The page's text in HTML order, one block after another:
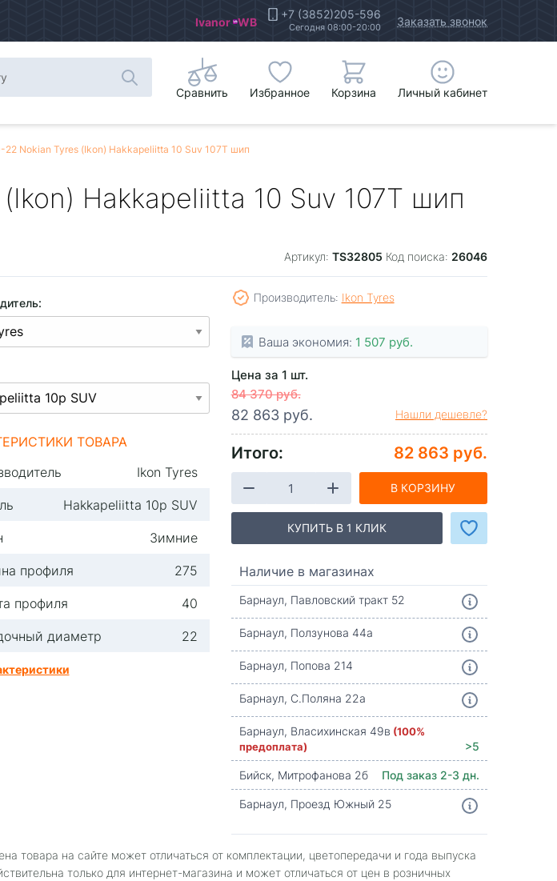
Ivanor WB +7 (3852)205-596
Сегодня 08:00-20:00 Заказать звонок
Сравнить Избранное Корзина Личный кабинет
Nokian Tyres (Ikon) Hakkapeliitta 10 Suv 107T шип
Hakkapeliitta 10 Suv 107T шип
Артикул: TS32805 Код поиска: 26046
ТОВАРА
Ikon Tyres
Hakkapeliitta 10p SUV
Зимние
профиля
275
профиля
40
диаметр
22
Производитель: Ikon Tyres
Ваша экономия: 1 507 руб.
Цена за 1 шт.
84 370 руб.
82 863 руб. Нашли дешевле?
Итого: 82 863 руб.
В КОРЗИНУ
КУПИТЬ В 1 КЛИК
Наличие в магазинах
Барнаул, Павловский тракт 52
Барнаул, Ползунова 44а
Барнаул, Попова 214
Барнаул, С.Поляна 22а
Барнаул, Власихинская 49в (100%
предоплата)
>5
Бийск, Митрофанова 2б
Под заказ 2-3 дн.
Барнаул, Проезд Южный 25
товара на сайте может отличаться от комплектации, цветопередачи и года выпуска
только для интернет-магазина и может отличаться от цен в розничных